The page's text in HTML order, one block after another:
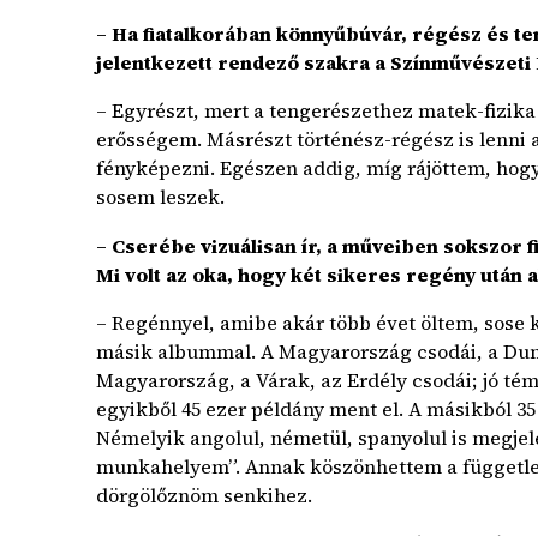
– Ha fiatalkorában könnyűbúvár, régész és
jelentkezett rendező szakra a Színművészeti
– Egyrészt, mert a tengerészethez matek-
erősségem. Másrészt történész-régész is
fényképezni. Egészen addig, míg rájöttem,
sosem leszek.
– Cserébe vizuálisan ír, a műveiben
Mi volt az oka, hogy két sikeres regény után
– Regénnyel, amibe akár több évet öltem,
másik albummal. A Magyarország csodái, a
Magyarország, a Várak, az Erdély csodái; jó
egyikből 45 ezer példány ment el. A másikból
Némelyik angolul, németül, spanyolul is
munkahelyem”. Annak köszönhettem a
dörgölőznöm senkihez.